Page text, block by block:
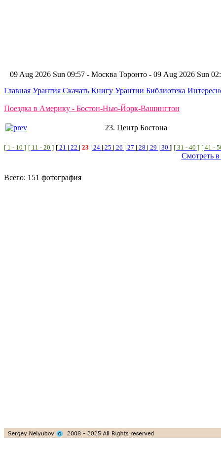
09 Aug 2026 Sun 09:57 - Москва Торонто - 09 Aug 2026 Sun
Главная Урантия Скачать Книгу Урантии Библиотека
Поездка в Америку - Бостон-Нью-Йорк-Вашингтон
23. Центр Бостона
[ 1 - 10 ] [ 11 - 20 ] [ 21 | 22 | 23 | 24 | 25 | 26 | 27 | 28 | 29 | 30 ] [ 31 - 40 ] [ 41 -
Смотреть
Всего: 151 фотография